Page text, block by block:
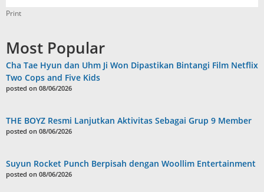
Print
Most Popular
Cha Tae Hyun dan Uhm Ji Won Dipastikan Bintangi Film Netflix
Two Cops and Five Kids
posted on 08/06/2026
THE BOYZ Resmi Lanjutkan Aktivitas Sebagai Grup 9 Member
posted on 08/06/2026
Suyun Rocket Punch Berpisah dengan Woollim Entertainment
posted on 08/06/2026